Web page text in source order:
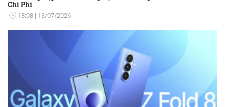
Chi Phí
18:08 13/07/2026